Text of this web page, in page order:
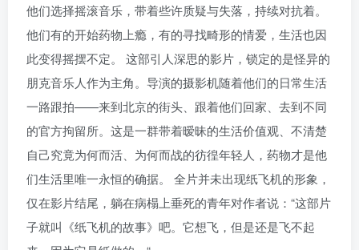
他们选择摇滚音乐，带着些许质疑与失落，持续对抗着。
他们有的开始药物上瘾，有的寻找畸形的情爱，生活也因
此变得摇摆不定。 这部引人深思的影片，锁定的是怪异的
朋克音乐人作为主角。导演的摄影机随着他们的日常生活
一路跟拍——来到北京的街头、跟着他们回家、去到不同
的官方拘留所。这是一群带着暧昧的生活价值观、不清楚
自己究竟为何而活、为何而战的彷徨年轻人，药物才是他
们生活里唯一永恒的确据。 全片并未出现纸飞机的形象，
仅在影片结尾，躺在病榻上垂死的青年对作者说：“这部片
子就叫《纸飞机的故事》吧。它想飞，但是还是飞不起